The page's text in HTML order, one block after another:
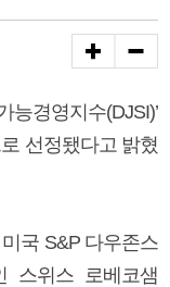
능경영지수(DJSI)’
선정됐다고 밝혔
국 S&P 다우존스
스위스 로베코샘